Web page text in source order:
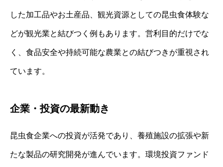
した加工品やお土産品、観光資源としての昆虫食体験な
どが観光業と結びつく例もあります。営利目的だけでな
く、食品安全や持続可能な農業との結びつきが重視され
ています。
企業・投資の最新動き
昆虫食企業への投資が活発であり、養殖施設の拡張や新
たな製品の研究開発が進んでいます。環境投資ファンド